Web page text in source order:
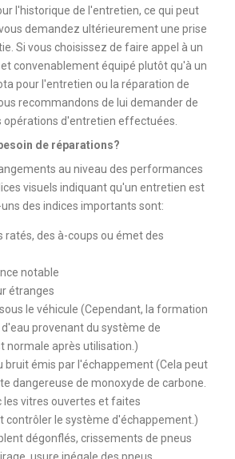
l'historique de l'entretien, ce qui peut
demandez ultérieurement une prise
Si vous choisissez de faire appel à un
convenablement équipé plutôt qu'à un
pour l'entretien ou la réparation de
recommandons de lui demander de
opérations d'entretien effectuées.
de réparations?
au niveau des performances
visuels indiquant qu'un entretien est
des indices importants sont:
ratés, des à-coups ou émet des
notable
étranges
le véhicule (Cependant, la formation
provenant du système de
normale après utilisation.)
bruit émis par l'échappement (Cela peut
dangereuse de monoxyde de carbone.
les vitres ouvertes et faites
contrôler le système d'échappement.)
dégonflés, crissements de pneus
usure inégale des pneus